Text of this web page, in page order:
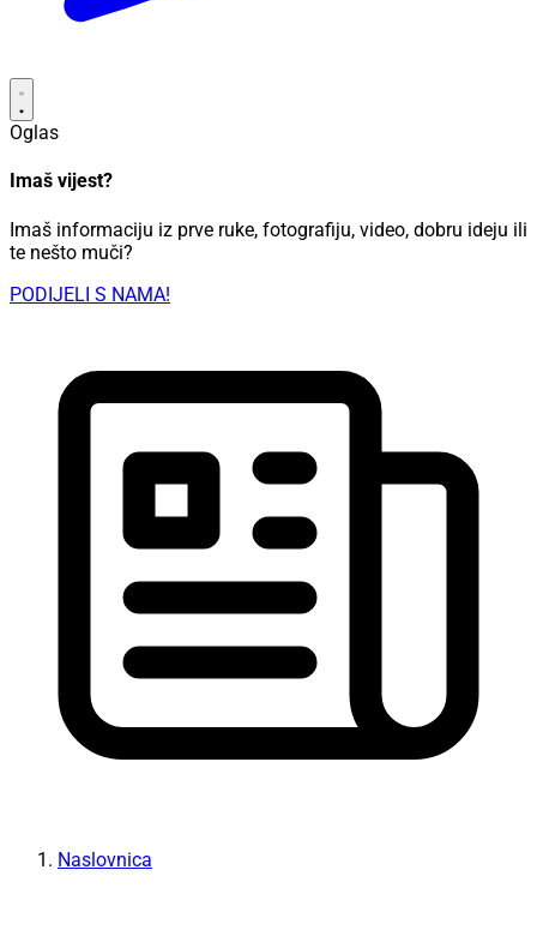
Oglas
Imaš vijest?
Imaš informaciju iz prve ruke, fotografiju, video, dobru ideju ili
te nešto muči?
PODIJELI S NAMA!
Naslovnica